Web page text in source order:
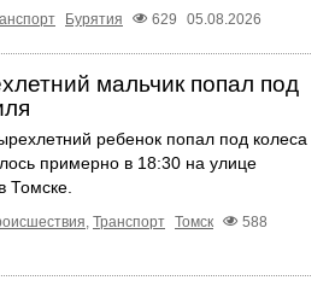
Бурятия 629 05.08.2026
мальчик попал под
ребенок попал под колеса
примерно в 18:30 на улице
Томске.
, Транспорт Томск
588